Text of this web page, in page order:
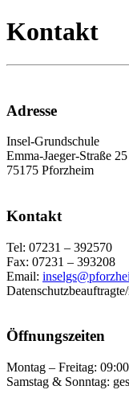
Kontakt
Adresse
Insel-Grundschule
Emma-Jaeger-Straße 25
75175 Pforzheim
Kontakt
Tel: 07231 – 392570
Fax: 07231 – 393208
Email:
Öffnungszeiten
Montag – Freitag:
Samstag & Sonntag: